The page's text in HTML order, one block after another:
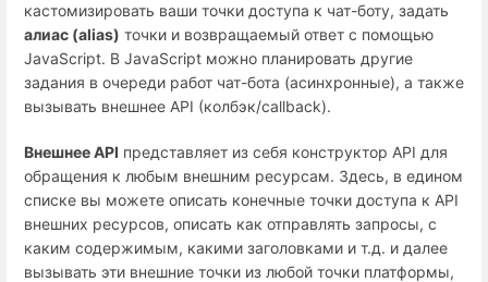
кастомизировать ваши точки доступа к чат-боту, задать
алиас (alias) точки и возвращаемый ответ с помощью
JavaScript. В JavaScript можно планировать другие
задания в очереди работ чат-бота (асинхронные), а также
вызывать внешнее API (колбэк/callback).
Внешнее API представляет из себя конструктор API для
обращения к любым внешним ресурсам. Здесь, в едином
списке вы можете описать конечные точки доступа к API
внешних ресурсов, описать как отправлять запросы, с
каким содержимым, какими заголовками и т.д. и далее
вызывать эти внешние точки из любой точки платформы,